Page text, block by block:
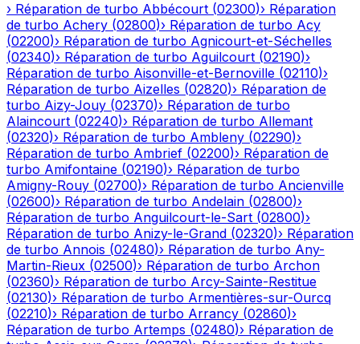
› Réparation de turbo Abbécourt (02300)› Réparation
de turbo Achery (02800)› Réparation de turbo Acy
(02200)› Réparation de turbo Agnicourt-et-Séchelles
(02340)› Réparation de turbo Aguilcourt (02190)›
Réparation de turbo Aisonville-et-Bernoville (02110)›
Réparation de turbo Aizelles (02820)› Réparation de
turbo Aizy-Jouy (02370)› Réparation de turbo
Alaincourt (02240)› Réparation de turbo Allemant
(02320)› Réparation de turbo Ambleny (02290)›
Réparation de turbo Ambrief (02200)› Réparation de
turbo Amifontaine (02190)› Réparation de turbo
Amigny-Rouy (02700)› Réparation de turbo Ancienville
(02600)› Réparation de turbo Andelain (02800)›
Réparation de turbo Anguilcourt-le-Sart (02800)›
Réparation de turbo Anizy-le-Grand (02320)› Réparation
de turbo Annois (02480)› Réparation de turbo Any-
Martin-Rieux (02500)› Réparation de turbo Archon
(02360)› Réparation de turbo Arcy-Sainte-Restitue
(02130)› Réparation de turbo Armentières-sur-Ourcq
(02210)› Réparation de turbo Arrancy (02860)›
Réparation de turbo Artemps (02480)› Réparation de